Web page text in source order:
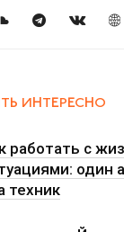
ИНТЕРЕСНО
работать с
один
техник